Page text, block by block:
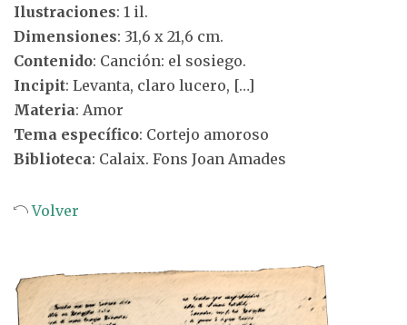
Ilustraciones: 1 il.
Dimensiones: 31,6 x 21,6 cm.
Contenido: Canción: el sosiego.
Incipit: Levanta, claro lucero, […]
Materia: Amor
Tema específico: Cortejo amoroso
Biblioteca: Calaix. Fons Joan Amades
Volver